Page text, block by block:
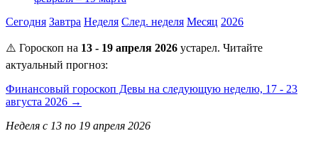
Сегодня Завтра Неделя След. неделя Месяц 2026
⚠️ Гороскоп на 13 - 19 апреля 2026 устарел. Читайте
актуальный прогноз:
Финансовый гороскоп Девы на следующую неделю, 17 - 23
августа 2026 →
Неделя с 13 по 19 апреля 2026